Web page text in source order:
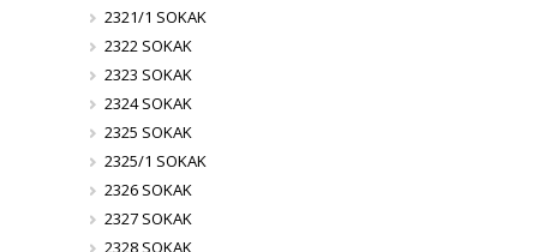
2321/1 SOKAK
2322 SOKAK
2323 SOKAK
2324 SOKAK
2325 SOKAK
2325/1 SOKAK
2326 SOKAK
2327 SOKAK
2328 SOKAK